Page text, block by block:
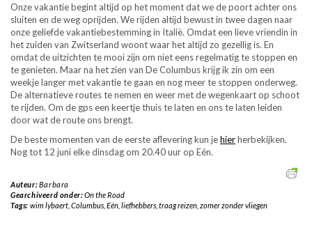
Onze vakantie begint altijd op het moment dat we de poort achter ons
sluiten en de weg oprijden. We rijden altijd bewust in twee dagen naar
onze geliefde vakantiebestemming in Italië. Omdat een lieve vriendin in
het zuiden van Zwitserland woont waar het altijd zo gezellig is. En
omdat de uitzichten te mooi zijn om niet eens regelmatig te stoppen en
te genieten. Maar na het zien van De Columbus krijg ik zin om een
weekje langer met vakantie te gaan en nog meer te stoppen onderweg.
De alternatieve routes te nemen en weer met de wegenkaart op schoot
te rijden. Om de gps een keertje thuis te laten en ons te laten leiden
door wat de route ons brengt.
De beste momenten van de eerste aflevering kun jehierherbekijken.
Nog tot 12 juni elke dinsdag om 20.40 uur op Eén.
Auteur:Barbara
Gearchiveerd onder:On the Road
Tags: wim lybaert, Columbus, Eén, liefhebbers, traag reizen, zomer zonder vliegen